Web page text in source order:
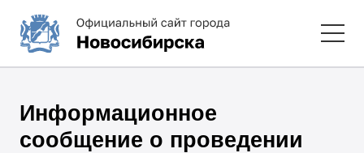
Информационное
сообщение о проведении